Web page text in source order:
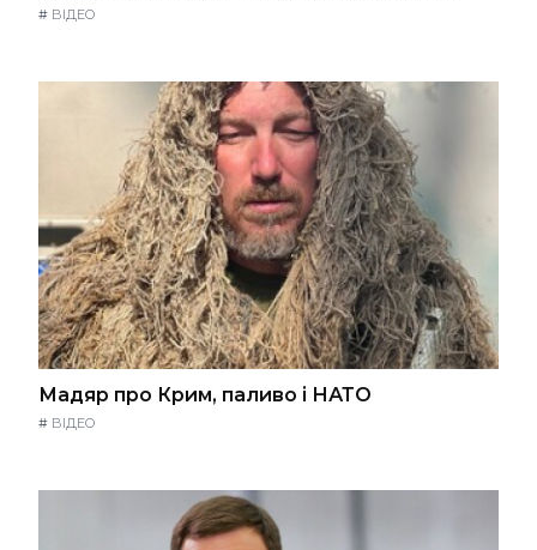
# ВІДЕО
Мадяр про Крим, паливо і НАТО
# ВІДЕО